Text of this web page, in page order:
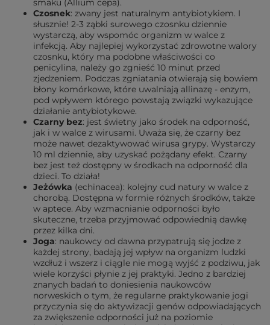
Czosnek: zwany jest naturalnym antybiotykiem. I
słusznie! 2-3 ząbki surowego czosnku dziennie
wystarczą, aby wspomóc organizm w walce z
infekcją. Aby najlepiej wykorzystać zdrowotne walory
czosnku, który ma podobne właściwości co
penicylina, należy go zgnieść 10 minut przed
zjedzeniem. Podczas zgniatania otwierają się bowiem
błony komórkowe, które uwalniają allinazę - enzym,
pod wpływem którego powstają związki wykazujące
działanie antybiotykowe.
Czarny bez: jest świetny jako środek na odporność,
jak i w walce z wirusami. Uważa się, że czarny bez
może nawet dezaktywować wirusa grypy. Wystarczy
10 ml dziennie, aby uzyskać pożądany efekt. Czarny
bez jest też dostępny w środkach na odporność dla
dzieci. To działa!
Jeżówka (echinacea): kolejny cud natury w walce z
chorobą. Dostępna w formie różnych środków, także
w aptece. Aby wzmacnianie odporności było
skuteczne, trzeba przyjmować odpowiednią dawkę
przez kilka dni.
Joga: naukowcy od dawna przypatrują się jodze z
każdej strony, badają jej wpływ na organizm ludzki
wzdłuż i wszerz i ciągle nie mogą wyjść z podziwu, jak
wiele korzyści płynie z jej praktyki. Jedno z bardziej
znanych badań to doniesienia naukowców
norweskich o tym, że regularne praktykowanie jogi
przyczynia się do aktywizacji genów odpowiadających
za zwiększenie odporności już na poziomie